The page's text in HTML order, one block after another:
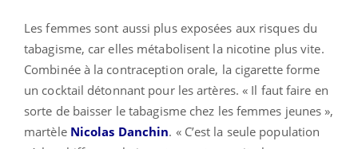
Les femmes sont aussi plus exposées aux risques du
tabagisme, car elles métabolisent la nicotine plus vite.
Combinée à la contraception orale, la cigarette forme
un cocktail détonnant pour les artères. « Il faut faire en
sorte de baisser le tabagisme chez les femmes jeunes »,
martèle Nicolas Danchin. « C’est la seule population